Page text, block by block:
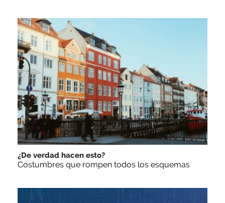
¿De verdad hacen esto?
Costumbres que rompen todos los esquemas